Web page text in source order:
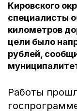
Кировского
специалисты
километров
цели было
рублей,
Работы